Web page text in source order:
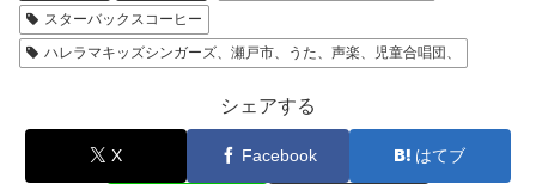
スターバックスコーヒー
ハレラマキッズシンガーズ、瀬戸市、うた、声楽、児童合唱団、
シェアする
X Facebook はてブ